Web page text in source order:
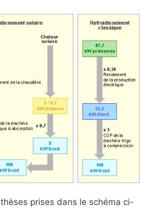
prises dans le schéma ci-